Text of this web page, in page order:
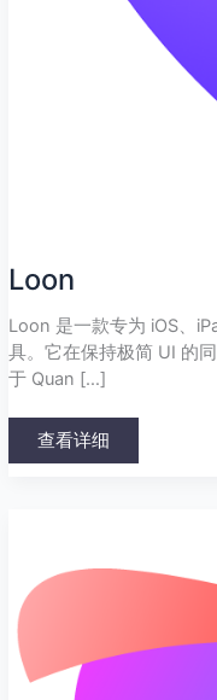
Loon
Loon 是一款专为 iOS、
具。它在保持极简 UI 的
于 Quan […]
查看详细